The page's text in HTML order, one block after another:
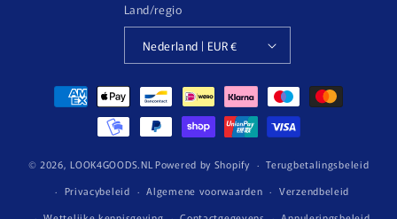
Land/regio
Nederland | EUR €
Betaalmethoden
© 2026,LOOK4GOODS.NL Powered by Shopify
Terugbetalingsbeleid
Privacybeleid
Algemene voorwaarden
Verzendbeleid